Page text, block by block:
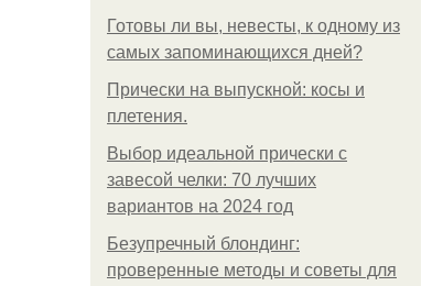
Готовы ли вы, невесты, к одному из
самых запоминающихся дней?
Прически на выпускной: косы и
плетения.
Выбор идеальной прически с
завесой челки: 70 лучших
вариантов на 2024 год
Безупречный блондинг:
проверенные методы и советы для